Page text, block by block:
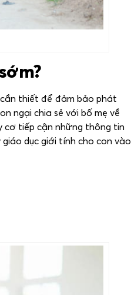
thiết để đảm bảo phát
ngại chia sẻ với bố mẹ về
cơ tiếp cận những thông tin
dục giới tính cho con vào